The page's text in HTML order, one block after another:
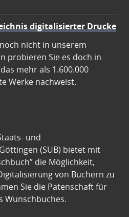
digitalisierter Drucke
nicht in unserem
probieren Sie es doch in
mehr als 1.600.000
Werke nachweist.
und
(SUB) bietet mit
die Möglichkeit,
von Büchern zu
Sie die Patenschaft für
Wunschbuches.